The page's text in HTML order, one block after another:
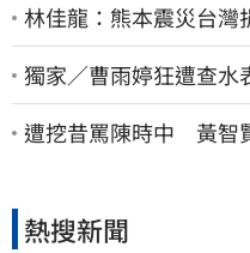
林佳龍：熊本震災台灣
獨家／曹雨婷狂遭查
看法曝光
遭挖昔罵陳時中 黃智
熱搜新聞